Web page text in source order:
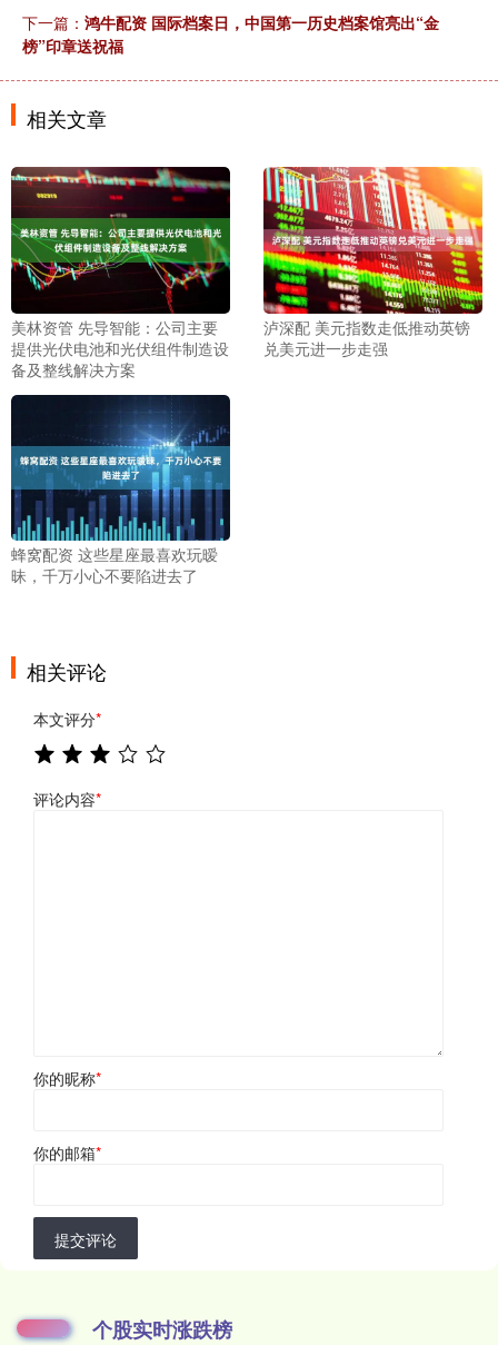
下一篇： 鸿牛配资 国际档案日，中国第一历史档案馆亮出“金
榜”印章送祝福
相关文章
美林资管 先导智能：公司主要
提供光伏电池和光伏组件制造设
备及整线解决方案
泸深配 美元指数走低推动英镑
兑美元进一步走强
蜂窝配资 这些星座最喜欢玩暧
昧，千万小心不要陷进去了
相关评论
本文评分*
评论内容*
你的昵称*
你的邮箱*
提交评论
个股实时涨跌榜